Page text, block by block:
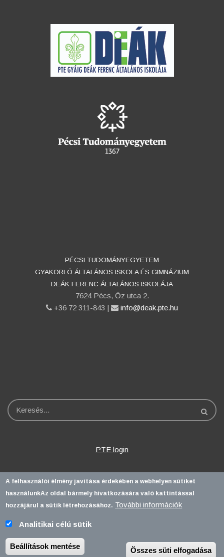
PÉCSI TUDOMÁNYEGYETEM
GYAKORLÓ ÁLTALÁNOS ISKOLA ÉS GIMNÁZIUM
DEÁK FERENC ÁLTALÁNOS ISKOLÁJA
7624 Pécs, Őz utca 2.
phone
+36 72 311-843 | email
info@deak.pte.hu
Keresés
PTE login
Pécsi Tudományegyetem |
Igazgatóság
A felhasználói élmény javítása érdekében a webhelyen sütiket
használunkAz oldal bármely hivatkozására való kattintással
hozzájárul a sütik létrehozásához. További információk
Analitikai célú sütik
Beállítások mentése Összes süti elfogadása